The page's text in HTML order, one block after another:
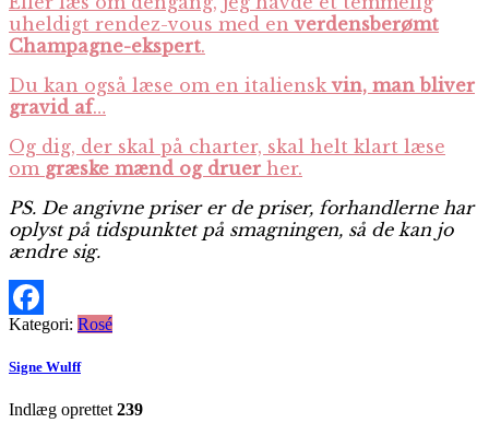
uheldigt rendez-vous med enverdensberømt
Champagne-ekspert.
Du kan også læse om en italienskvin, man bliver
gravid af…
Og dig, der skal på charter, skal helt klart læse
om græske mænd og druer her.
PS. De angivne priser er de priser, forhandlerne har
oplyst på tidspunktet på smagningen, så de kan jo
ændre sig.
Facebook
Kategori: Rosé
Signe Wulff
Indlæg oprettet 239